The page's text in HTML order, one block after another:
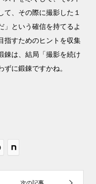
て、その際に撮影した１
」という確信を持てるよ
指すためのヒントを収集
錬は、結局「撮影を続け
に鍛錬ですかね。